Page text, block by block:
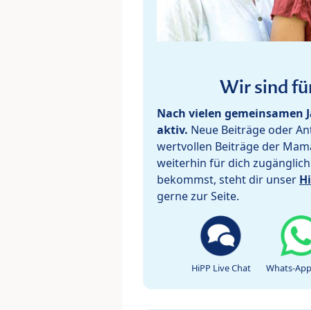
Wir sind
Nach vielen gemeinsamen
aktiv. Neue Beiträge oder
wertvollen Beiträge der
weiterhin für dich
bekommst, steht dir unser
gerne zur Seite.
HiPP Live Chat Whats-